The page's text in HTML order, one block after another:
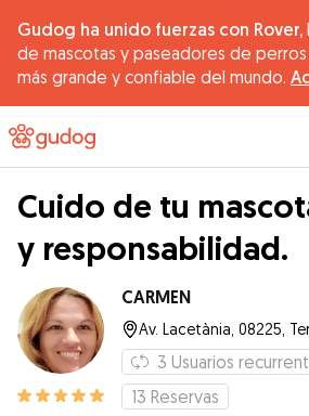
Gudog ha unido fuerzas con Rover,
de mascotas y paseadores de
más grande y confiable del mundo.
Cuido de tu
y responsabilidad.
CARMEN
Av. Lacetània, 08225,
3 Usuarios
13 Reservas